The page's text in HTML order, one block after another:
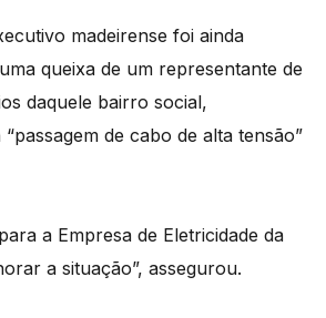
madeirense foi ainda
queixa de um representante de
daquele bairro social,
de cabo de alta tensão”
a Empresa de Eletricidade da
a situação”, assegurou.